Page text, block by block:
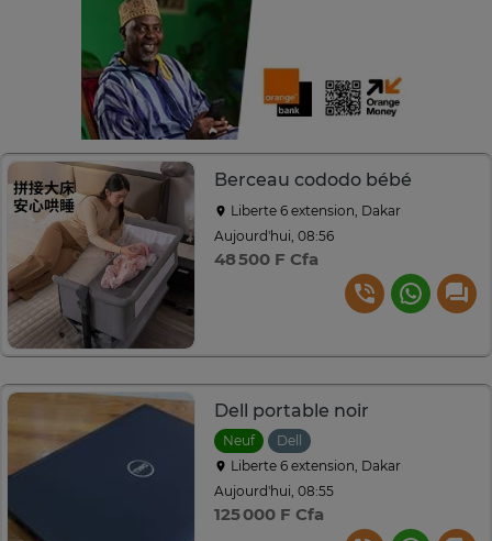
Berceau cododo bébé
Liberte 6 extension, Dakar
Aujourd'hui, 08:56
48 500 F Cfa
Dell portable noir
Neuf
Dell
Liberte 6 extension, Dakar
Aujourd'hui, 08:55
125 000 F Cfa